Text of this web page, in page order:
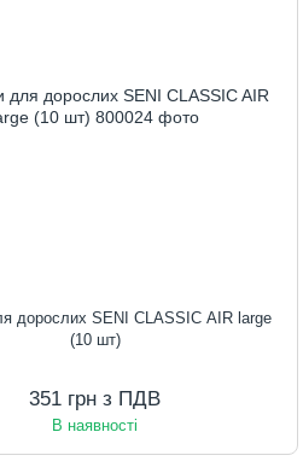
дорослих SENI CLASSIC AIR large
(10 шт)
351 грн з ПДВ
В наявності